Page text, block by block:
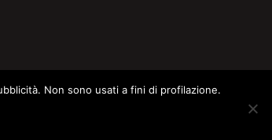
Non sono usati a fini di profilazione.